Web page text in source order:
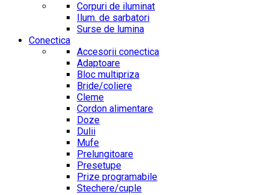
Corpuri de iluminat
Ilum. de sarbatori
Surse de lumina
Conectica
Accesorii conectica
Adaptoare
Bloc multipriza
Bride/coliere
Cleme
Cordon alimentare
Doze
Dulii
Mufe
Prelungitoare
Presetupe
Prize programabile
Stechere/cuple